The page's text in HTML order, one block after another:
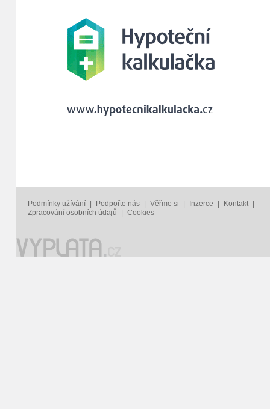
Podmínky užívání Podpořte nás Věřme si Inzerce Kontakt
Zpracování osobních údajů
Cookies